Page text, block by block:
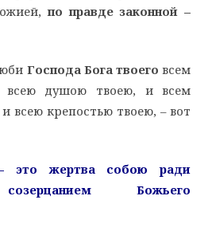
по правде законной –
Господа Бога твоего всем
всею душою твоею, и всем
всею крепостью твоею, – вот
это жертва собою ради
созерцанием Божьего